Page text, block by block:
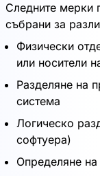
Следните мерки
събрани за
Физически
или носители
Разделяне на
система
Логическо
софтуера)
Определяне